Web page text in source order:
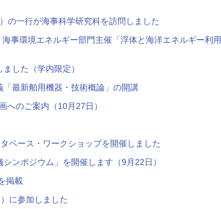
の一行が海事科学研究科を訪問しました
事環境エネルギー部門主催「浮体と海洋エネルギー利用
した（学内限定）
最新舶用機器・技術概論」の開講
へのご案内（10月27日）
ベース・ワークショップを開催しました
ンポジウム」を開催します（9月22日）
掲載
に参加しました